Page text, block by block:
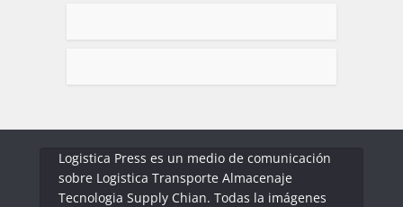
Logistica Press es un medio de comunicación
sobre Logistica Transporte Almacenaje
Tecnologia Supply Chian. Todas la imágenes